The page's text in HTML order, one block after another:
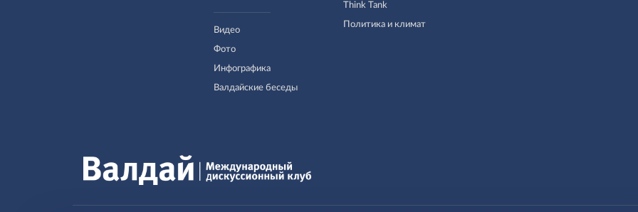
Видео
Фото
Инфографика
Валдайские беседы
Think Tank
Политика и климат